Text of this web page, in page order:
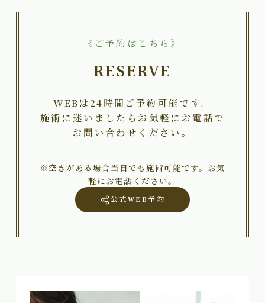
《ご予約はこちら》
RESERVE
WEBは24時間ご予約可能です。
施術に迷いましたらお気軽にお電話で
お問い合わせください。
※空きがある場合当日でも施術可能です。お気
軽にお電話ください。
公式WEB予約